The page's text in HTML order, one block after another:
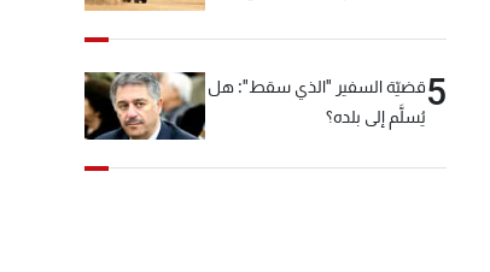
5قضيّة السفير "الذي سقط": هل
يُسلَّم إلى بلده؟